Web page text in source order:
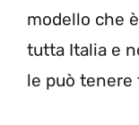
modello che
tutta Italia e
le può tenere